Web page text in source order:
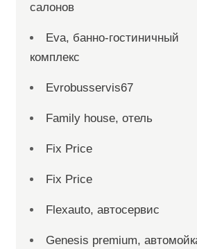
салонов
Eva, банно-гостиничный
комплекс
Evrobusservis67
Family house, отель
Fix Price
Fix Price
Flexauto, автосервис
Genesis premium,